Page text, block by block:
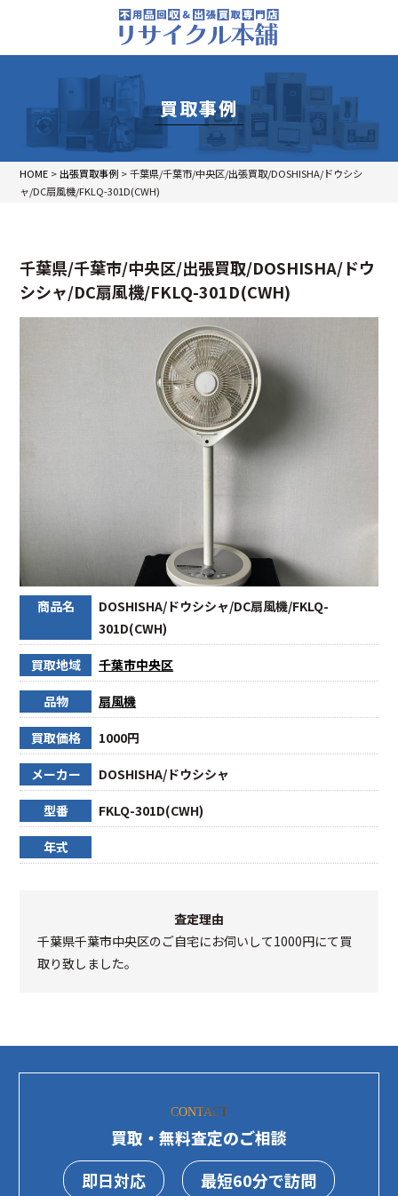
買取事例
HOME > 出張買取事例 >千葉県/千葉市/中央区/出張買取/DOSHISHA/ドウシシ
ャ/DC扇風機/FKLQ-301D(CWH)
千葉県/千葉市/中央区/出張買取/DOSHISHA/ドウ
シシャ/DC扇風機/FKLQ-301D(CWH)
商品名
DOSHISHA/ドウシシャ/DC扇風機/FKLQ-
301D(CWH)
買取地域 千葉市中央区
品物 扇風機
買取価格 1000円
メーカー DOSHISHA/ドウシシャ
型番 FKLQ-301D(CWH)
年式
査定理由
千葉県千葉市中央区のご自宅にお伺いして1000円にて買
取り致しました。
CONTACT
買取・無料査定のご相談
即日対応
最短60分で訪問